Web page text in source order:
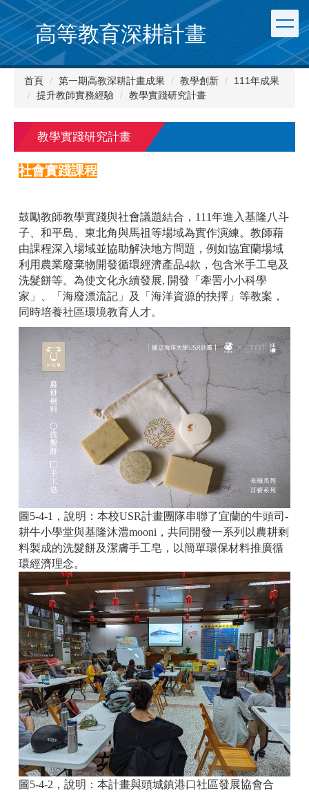
跳
到
主
要
內
高等教育深耕計畫
首頁 第一期高教深耕計畫成果 教學創新
111年成果
提升教師實務經驗
教學實踐研究計畫
教學實踐研究計畫
社會實踐課程
鼓勵教師教學實踐與社會議題結合，111年進入基隆八斗
子、和平島、東北角與馬祖等場域為實作演練。教師藉
由課程深入場域並協助解決地方問題，例如協宜蘭場域
利用農業廢棄物開發循環經濟產品4款，包含米手工皂及
洗髮餅等。為使文化永續發展, 開發「牽罟小小科學
家」、「海廢漂流記」及「海洋資源的抉擇」等教案，
同時培養社區環境教育人才。
圖5-4-1，說明：本校USR計畫團隊串聯了宜蘭的牛頭司-
耕牛小學堂與基隆沐澧mooni，共同開發一系列以農耕剩
料製成的洗髮餅及潔膚手工皂，以簡單環保材料推廣循
環經濟理念。
圖5-4-2，說明：本計畫與頭城鎮港口社區發展協會合